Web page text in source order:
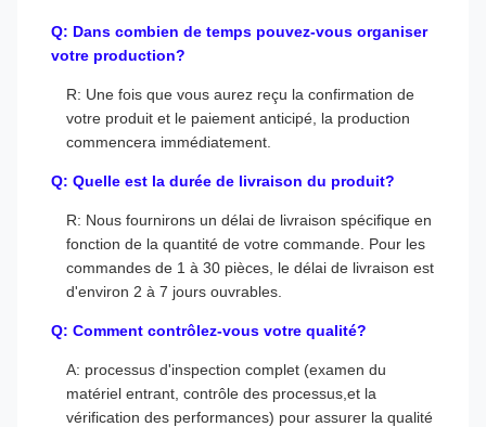
Q: Dans combien de temps pouvez-vous organiser
votre production?
R: Une fois que vous aurez reçu la confirmation de
votre produit et le paiement anticipé, la production
commencera immédiatement.
Q: Quelle est la durée de livraison du produit?
R: Nous fournirons un délai de livraison spécifique en
fonction de la quantité de votre commande. Pour les
commandes de 1 à 30 pièces, le délai de livraison est
d'environ 2 à 7 jours ouvrables.
Q: Comment contrôlez-vous votre qualité?
A: processus d'inspection complet (examen du
matériel entrant, contrôle des processus,et la
vérification des performances) pour assurer la qualité